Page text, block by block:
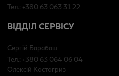
Тел.: +380 63 063 31 22
ВІДДІЛ СЕРВІСУ
Сергій Барабаш
Тел.: +380 63 064 06 04
Олексій Костогриз